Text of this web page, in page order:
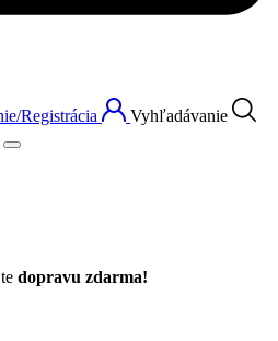
Registrácia Vyhľadávanie
dopravu zdarma!